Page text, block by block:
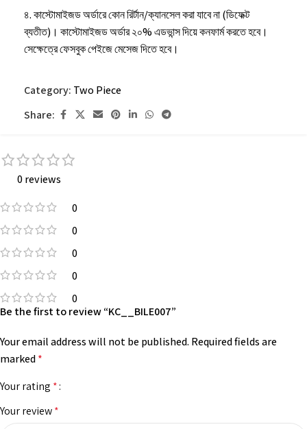
৪. কাস্টোমাইজড অর্ডারে কোন রির্টান/ক্যানসেল করা যাবে না (ডিফেক্ট
ব্যতীত)। কাস্টোমাইজড অর্ডার ২০% এডভান্স দিয়ে কনফার্ম করতে হবে।
সেক্ষেত্রে ফেসবুক পেইজে মেসেজ দিতে হবে।
হবে।
Category: Two Piece
Share:
0 reviews
0
0
0
0
0
Be the first to review “KC__BILE007”
Your email address will not be published. Required fields are
marked*
Your rating *
Your review*